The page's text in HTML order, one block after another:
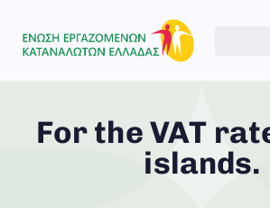
For the VAT
islands.